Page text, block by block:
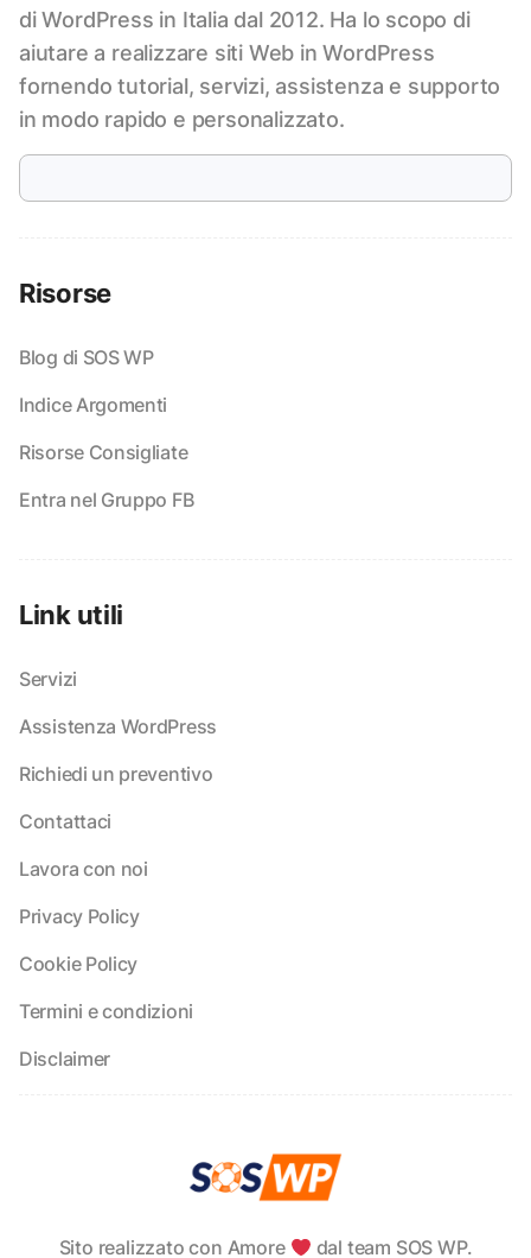
di WordPress in Italia dal 2012. Ha lo scopo di
aiutare a realizzare siti Web in WordPress
fornendo tutorial, servizi, assistenza e supporto
in modo rapido e personalizzato.
Risorse
Blog di SOS WP
Indice Argomenti
Risorse Consigliate
Entra nel Gruppo FB
Link utili
Servizi
Assistenza WordPress
Richiedi un preventivo
Contattaci
Lavora con noi
Privacy Policy
Cookie Policy
Termini e condizioni
Disclaimer
Sito realizzato con Amore dal team SOS WP.